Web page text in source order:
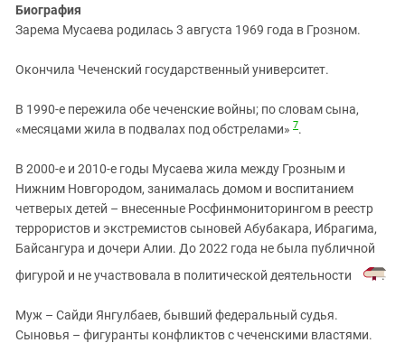
Биография
Зарема Мусаева родилась 3 августа 1969 года в Грозном.
Окончила Чеченский государственный университет.
В 1990‑е пережила обе чеченские войны; по словам сына,
«месяцами жила в подвалах под обстрелами» 7.
В 2000‑е и 2010‑е годы Мусаева жила между Грозным и
Нижним Новгородом, занималась домом и воспитанием
четверых детей – внесенные Росфинмониторингом в реестр
террористов и экстремистов сыновей Абубакара, Ибрагима,
Байсангура и дочери Алии. До 2022 года не была публичной
фигурой и не участвовала в политической деятельности
.
Муж – Сайди Янгулбаев, бывший федеральный судья.
Сыновья – фигуранты конфликтов с чеченскими властями.